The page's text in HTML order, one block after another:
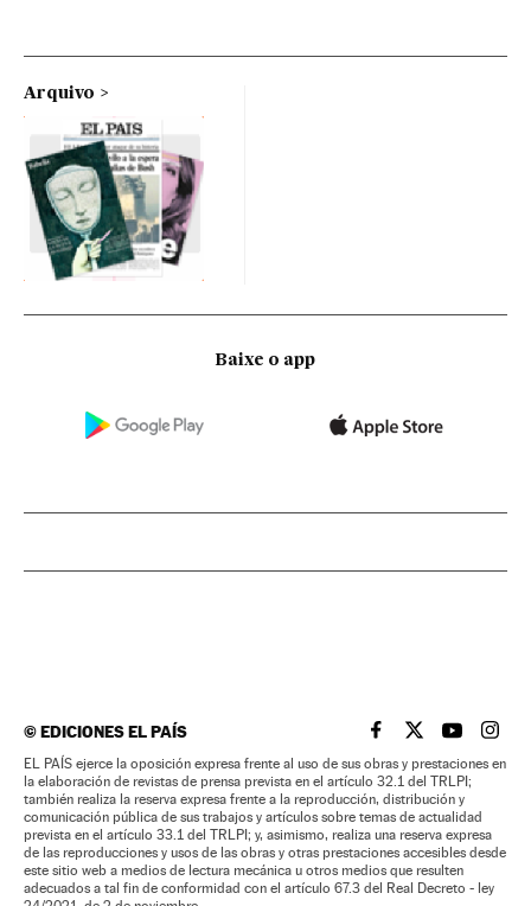
Arquivo
Baixe o app
©EDICIONES EL PAÍS EL PAÍS BRASIL EN
EL PAÍSEL PAÍS
EL
EL PAÍS ejerce la oposición expresa frente al uso de sus obras y prestaciones en
la elaboración de revistas de prensa prevista en el artículo 32.1 del TRLPI;
también realiza la reserva expresa frente a la reproducción, distribución y
comunicación pública de sus trabajos y artículos sobre temas de actualidad
prevista en el artículo 33.1 del TRLPI; y, asimismo, realiza una reserva expresa
de las reproducciones y usos de las obras y otras prestaciones accesibles desde
este sitio web a medios de lectura mecánica u otros medios que resulten
adecuados a tal fin de conformidad con el artículo 67.3 del Real Decreto - ley